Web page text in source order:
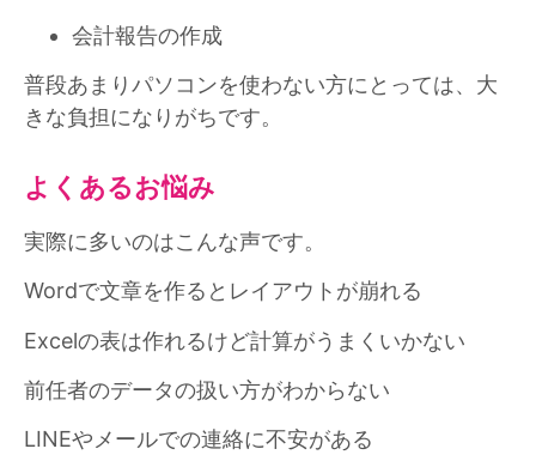
会計報告の作成
普段あまりパソコンを使わない方にとっては、大
きな負担になりがちです。
よくあるお悩み
実際に多いのはこんな声です。
Wordで文章を作るとレイアウトが崩れる
Excelの表は作れるけど計算がうまくいかない
前任者のデータの扱い方がわからない
LINEやメールでの連絡に不安がある